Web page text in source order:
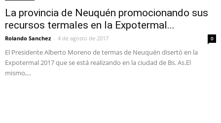
La provincia de Neuquén promocionando sus
recursos termales en la Expotermal...
Rolando Sanchez - 4 de agosto de 2017 0
El Presidente Alberto Moreno de termas de Neuquén disertó en la
Expotermal 2017 que se está realizando en la ciudad de Bs. As.El
mismo,...